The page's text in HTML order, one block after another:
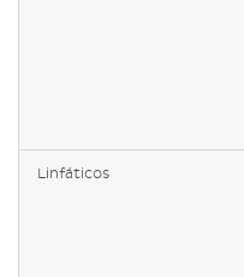
Linfáticos